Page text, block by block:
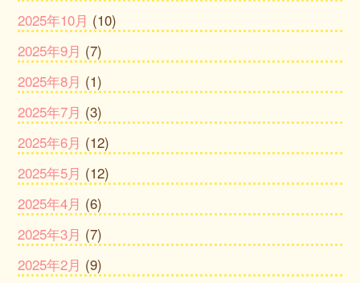
2025年10月 (10)
2025年9月 (7)
2025年8月 (1)
2025年7月 (3)
2025年6月 (12)
2025年5月 (12)
2025年4月 (6)
2025年3月 (7)
2025年2月 (9)